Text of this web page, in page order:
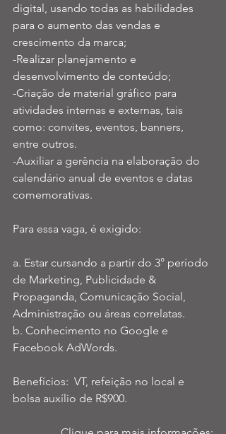
digital, usando todas as habilidades
para o aumento das vendas e
crescimento da marca;
-Realizar planejamento e
desenvolvimento de conteúdo;
-Criação de material gráfico para
atividades internas e externas, tais
como: convites, eventos, banners,
entre outros.
-Auxiliar a gerência na elaboração do
calendário anual de eventos e datas
comemorativas.
Para essa vaga, é exigido:
a. Estar cursando a partir do 3° período
de Marketing, Publicidade &
Propaganda, Comunicação Social,
Administração ou áreas correlatas.
b. Conhecimento no Google e
Facebook AdWords.
Benefícios:  VT, refeição no local e
bolsa auxílio de R$900.